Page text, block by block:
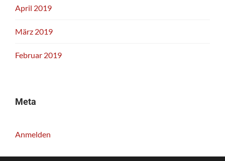
April 2019
März 2019
Februar 2019
Meta
Anmelden